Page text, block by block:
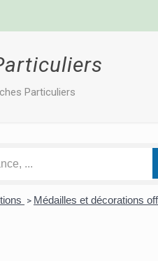
Particuliers
> Médailles et décorations